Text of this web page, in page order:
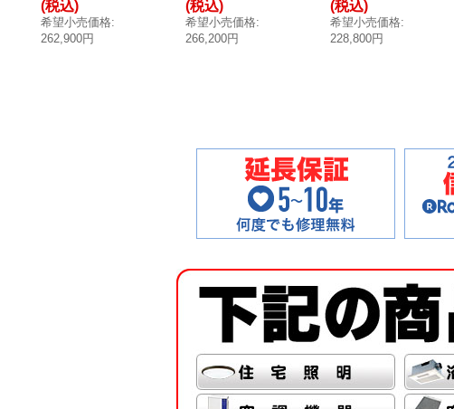
感度検知 ※受注
生産品 [§◎【本
州四国送料無
(税込)
希望小売価格:
262,900円
[◎【本州四国送
料無料】]
(税込)
希望小売価格:
266,200円
高感度検知 ※受
注生産品 [§◎
【本州四国送料
(税込)
希望小売価格:
228,800円